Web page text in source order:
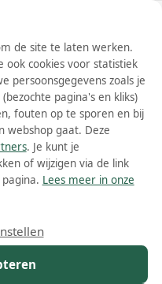
Wis filters Alle filters
veterboots
Kleur
de site te laten werken.
cookies voor statistiek
persoonsgegevens zoals je
pagina's en kliks)
fouten op te sporen en bij
webshop gaat. Deze
. Je kunt je
of wijzigen via de link
Lees meer in onze